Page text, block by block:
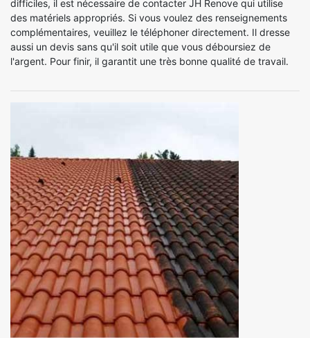
difficiles, il est nécessaire de contacter JH Renove qui utilise
des matériels appropriés. Si vous voulez des renseignements
complémentaires, veuillez le téléphoner directement. Il dresse
aussi un devis sans qu'il soit utile que vous déboursiez de
l'argent. Pour finir, il garantit une très bonne qualité de travail.